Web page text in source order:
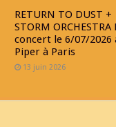
RETURN TO DUST +
STORM ORCHESTRA
concert le 6/07/2026
Piper à Paris
13 juin 2026